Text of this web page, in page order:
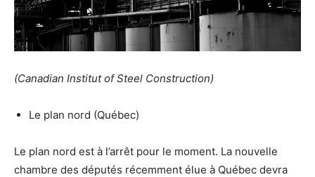
(Canadian Institut of Steel Construction)
Le plan nord (Québec)
Le plan nord est à l’arrêt pour le moment. La nouvelle
chambre des députés récemment élue à Québec devra